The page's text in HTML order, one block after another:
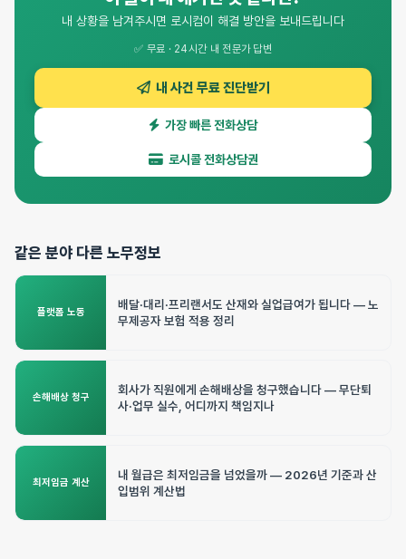
내 상황을 남겨주시면 로시컴이 해결 방안을 보내드립니다
✅ 무료 · 24시간 내 전문가 답변
내 사건 무료 진단받기
가장 빠른 전화상담
로시콜 전화상담권
같은 분야 다른 노무정보
플랫폼 노동
배달·대리·프리랜서도 산재와 실업급여가 됩니다 — 노
무제공자 보험 적용 정리
손해배상 청구
회사가 직원에게 손해배상을 청구했습니다 — 무단퇴
사·업무 실수, 어디까지 책임지나
최저임금 계산
내 월급은 최저임금을 넘었을까 — 2026년 기준과 산
입범위 계산법